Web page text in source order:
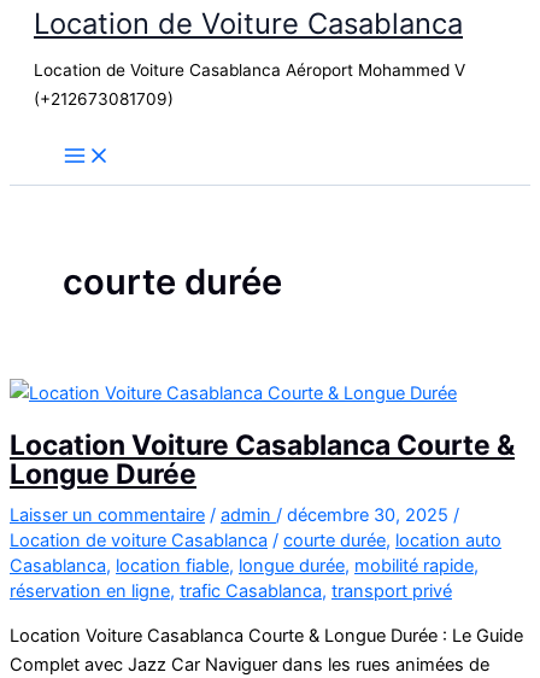
contenu
Location de Voiture Casablanca
Location de Voiture Casablanca Aéroport Mohammed V
(+212673081709)
courte durée
Location Voiture Casablanca Courte &
Longue Durée
Laisser un commentaire / admin / décembre 30, 2025 /
Location de voiture Casablanca / courte durée, location auto
Casablanca, location fiable, longue durée, mobilité rapide,
réservation en ligne, trafic Casablanca, transport privé
Location Voiture Casablanca Courte & Longue Durée : Le Guide
Complet avec Jazz Car Naviguer dans les rues animées de